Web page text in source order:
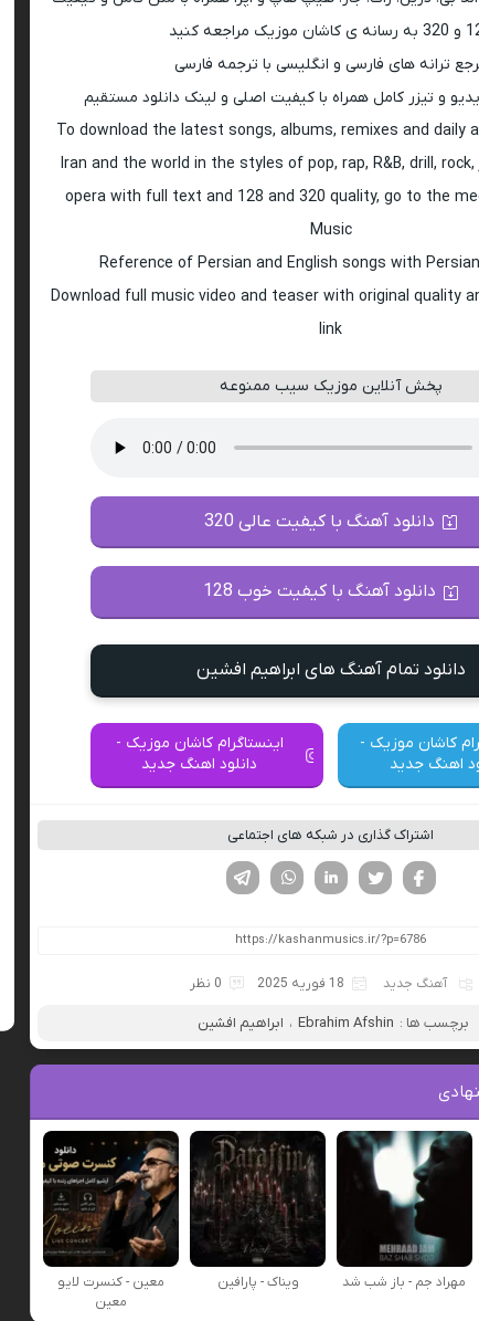
مراجعه کنید
ترانه های فارسی و انگلیسی با ترجمه فارسی
و تیزر کامل همراه با کیفیت اصلی و لینک دانلود مستقیم
To download the latest songs, albums, remixes and daily
Iran and the world in the styles of pop, rap, R&B, drill,
opera with full text and 128 and 320 quality, go to the
Music
Reference of Persian and English songs with
Download full music video and teaser with original quality
link
پخش آنلاین موزیک سیب ممنوعه
دانلود آهنگ با کیفیت عالی 320
دانلود آهنگ با کیفیت خوب 128
دانلود تمام آهنگ های ابراهیم افشین
کاشان موزیک -
اهنگ جدید
اینستاگرام کاشان موزیک -
دانلود اهنگ جدید
اشتراک گذاری در شبکه های اجتماعی
لینکدین تویتر
فیسوک
آهنگ جدید 18 فوریه 2025 0 نظر
برچسب ها : Ebrahim Afshin ، ابراهیم افشین
مهراد جم - باز شب شد ویناک - پارافین
معین - کنسرت لایو
معین